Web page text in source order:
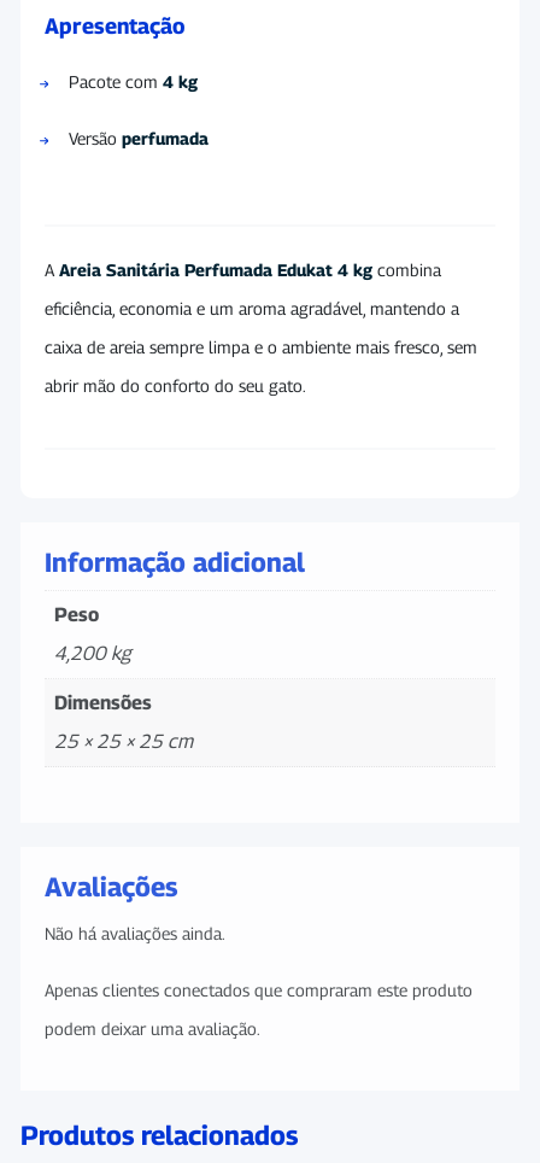
Apresentação
Pacote com 4 kg
Versão perfumada
A Areia Sanitária Perfumada Edukat 4 kg combina
eficiência, economia e um aroma agradável, mantendo a
caixa de areia sempre limpa e o ambiente mais fresco, sem
abrir mão do conforto do seu gato.
Informação adicional
Peso
4,200 kg
Dimensões
25 × 25 × 25 cm
Avaliações
Não há avaliações ainda.
Apenas clientes conectados que compraram este produto
podem deixar uma avaliação.
Produtos relacionados